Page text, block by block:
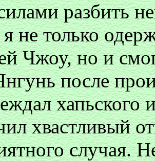
разбить
не только
Чжоу, но и
после
хапьского
хвастливый
случая.